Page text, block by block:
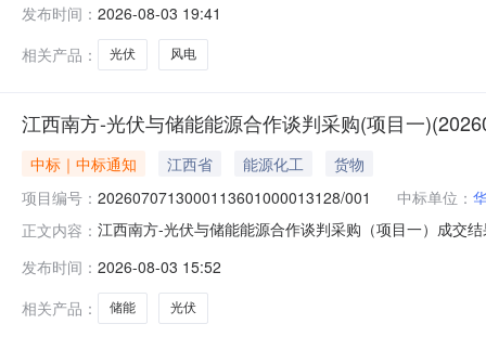
发布时间： 2026-08-03 19:41
相关产品：
光伏 风电
江西南方-光伏与储能能源合作谈判采购(项目一
中标｜中标通知 江西省 能源化工
货物
项目编号： 2026070713000113601000013128/001 中标单位：
正文内容： 江西南方-光伏与储能能源合作谈判采购（项目一）成交
成交无税金额华能江西能源销售有限责任公司
发布时间： 2026-08-03 15:52
相关产品：
储能 光伏